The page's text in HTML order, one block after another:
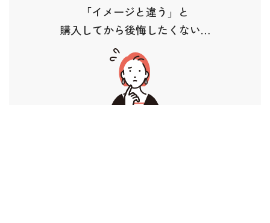
「イメージと違う」と
購入してから後悔したくない…
アートのプロが
最適なアートを提案します。
無料相談